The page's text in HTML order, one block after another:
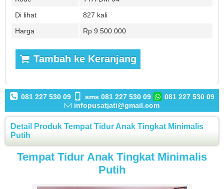
Di lihat
827 kali
Harga
Rp 9.500.000
Tambah ke Keranjang
081 227 530 09 sms 081 227 530 09
081 227 530 09
infopusatjati@gmail.com
Detail Produk Tempat Tidur Anak Tingkat Minimalis
Putih
Tempat Tidur Anak Tingkat Minimalis
Putih